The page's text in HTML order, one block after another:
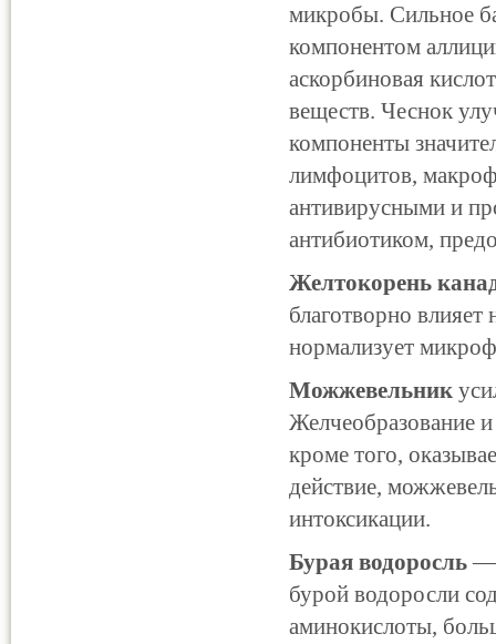
микробы. Сильное
компонентом
аскорбиновая
веществ. Чеснок
компоненты
лимфоцитов,
антивирусными и
антибиотиком,
Желтокорень
благотворно
нормализует
Можжевельник
Желчеобразование
кроме того,
действие,
интоксикации.
Бурая водоросль—
бурой водоросли
аминокислоты,